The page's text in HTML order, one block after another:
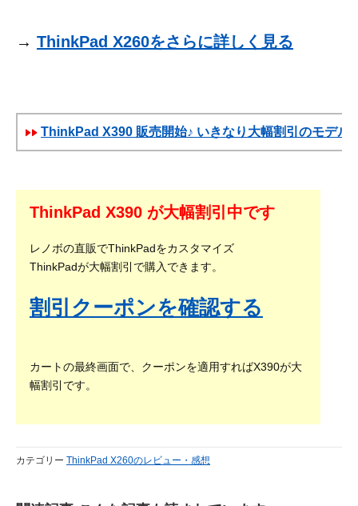
→ ThinkPad X260をさらに詳しく見る
ThinkPad X390 販売開始♪ いきなり大幅割引のモデル
ThinkPad X390 が大幅割引中です
レノボの直販でThinkPadをカスタマイズ
ThinkPadが大幅割引で購入できます。
割引クーポンを確認する
カートの最終画面で、クーポンを適用すればX390が大
幅割引です。
カテゴリー ThinkPad X260のレビュー・感想